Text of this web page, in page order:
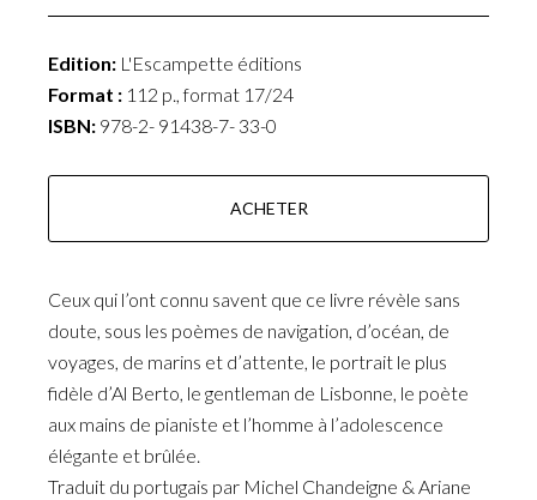
Edition: L'Escampette éditions
Format : 112 p., format 17/24
ISBN: 978-2- 91438-7- 33-0
ACHETER
Ceux qui l’ont connu savent que ce livre révèle sans
doute, sous les poèmes de navigation, d’océan, de
voyages, de marins et d’attente, le portrait le plus
fidèle d’Al Berto, le gentleman de Lisbonne, le poète
aux mains de pianiste et l’homme à l’adolescence
élégante et brûlée.
Traduit du portugais par Michel Chandeigne & Ariane